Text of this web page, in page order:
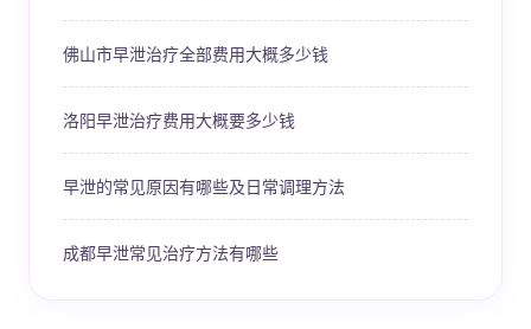
佛山市早泄治疗全部费用大概多少钱
洛阳早泄治疗费用大概要多少钱
早泄的常见原因有哪些及日常调理方法
成都早泄常见治疗方法有哪些